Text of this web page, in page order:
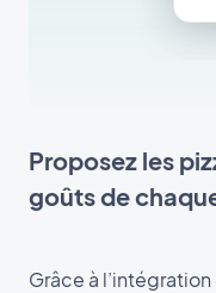
Proposez les
goûts de
Grâce à l’intégration